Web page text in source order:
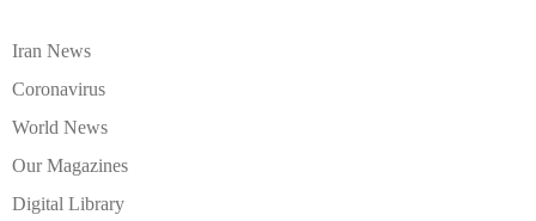
Iran News
Coronavirus
World News
Our Magazines
Digital Library